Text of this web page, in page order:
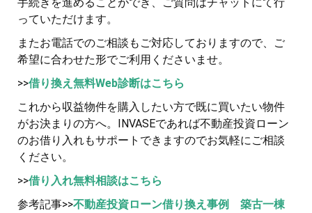
っていただけます。
またお電話でのご相談もご対応しておりますので、ご
希望に合わせた形でご利用くださいませ。
>>借り換え無料Web診断はこちら
これから収益物件を購入したい方で既に買いたい物件
がお決まりの方へ。INVASEであれば不動産投資ローン
のお借り入れもサポートできますのでお気軽にご相談
ください。
>>借り入れ無料相談はこちら
参考記事>>不動産投資ローン借り換え事例 築古一棟